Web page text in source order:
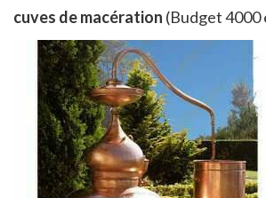
cuves de macération (Budget 4000